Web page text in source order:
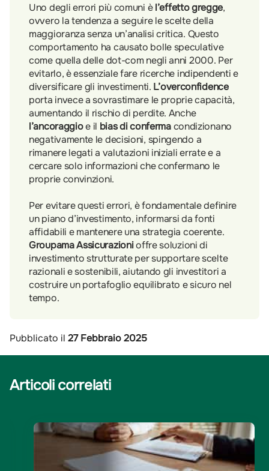
Uno degli errori più comuni èl’effetto gregge,
ovvero la tendenza a seguire le scelte della
maggioranza senza un’analisi critica. Questo
comportamento ha causato bolle speculative
come quella delle dot-com negli anni 2000. Per
evitarlo, è essenziale fare ricerche indipendenti e
diversificare gli investimenti. L’overconfidence
porta invece a sovrastimare le proprie capacità,
aumentando il rischio di perdite. Anche
l’ancoraggioe il bias di confermacondizionano
negativamente le decisioni, spingendo a
rimanere legati a valutazioni iniziali errate e a
cercare solo informazioni che confermano le
proprie convinzioni.
Per evitare questi errori, è fondamentale definire
un piano d’investimento, informarsi da fonti
affidabili e mantenere una strategia coerente.
Groupama Assicurazionioffre soluzioni di
investimento strutturate per supportare scelte
razionali e sostenibili, aiutando gli investitori a
costruire un portafoglio equilibrato e sicuro nel
tempo.
Pubblicato il 27 Febbraio 2025
Articoli correlati